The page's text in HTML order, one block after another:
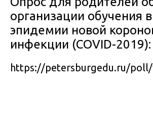
организации обучения
эпидемии новой
инфекции (COVID-2019):
https://petersburgedu.ru/